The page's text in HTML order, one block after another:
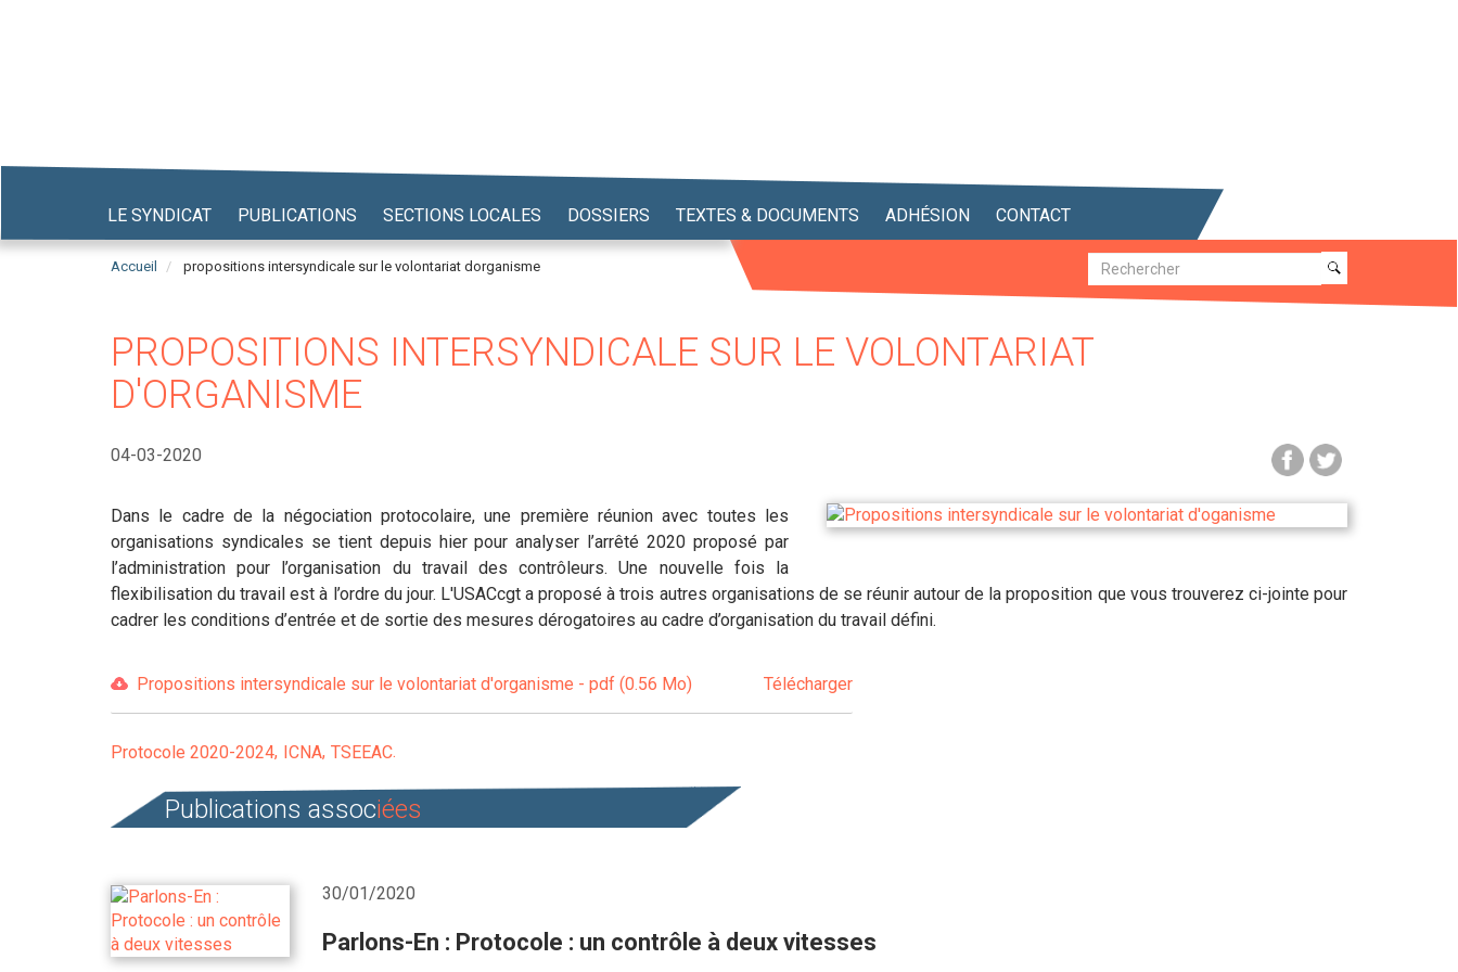
LE SYNDICAT PUBLICATIONS SECTIONS LOCALES DOSSIERS TEXTES & DOCUMENTS ADHÉSION CONTACT
Accueil propositions intersyndicale sur le volontariat dorganisme Recherche
Recherche
PROPOSITIONS INTERSYNDICALE SUR LE VOLONTARIAT
D'ORGANISME
04-03-2020
Dans le cadre de la négociation protocolaire, une première réunion avec toutes les
organisations syndicales se tient depuis hier pour analyser l’arrêté 2020 proposé par
l’administration pour l’organisation du travail des contrôleurs. Une nouvelle fois la
flexibilisation du travail est à l’ordre du jour. L'USACcgt a proposé à trois autres organisations de se réunir autour de la proposition que vous trouverez ci-jointe pour
cadrer les conditions d’entrée et de sortie des mesures dérogatoires au cadre d’organisation du travail défini.
Propositions intersyndicale sur le volontariat d'organisme - pdf (0.56 Mo) Télécharger
Protocole 2020-2024 ICNA TSEEAC
Publications associées
30/01/2020
Parlons-En : Protocole : un contrôle à deux vitesses